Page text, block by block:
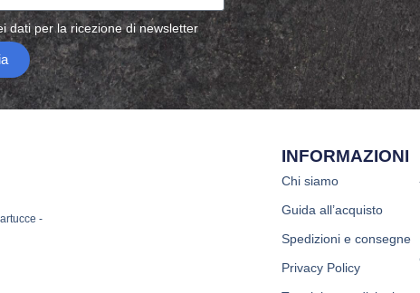
dati per la ricezione di newsletter
-
INFORMAZIONI
Chi siamo
Guida all’acquisto
Spedizioni e consegne
Privacy Policy